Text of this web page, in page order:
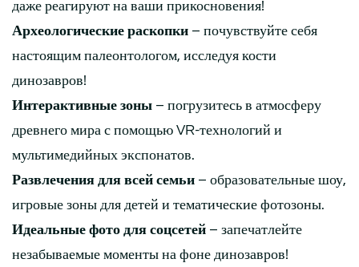
даже реагируют на ваши прикосновения!
Археологические раскопки – почувствуйте себя
настоящим палеонтологом, исследуя кости
динозавров!
Интерактивные зоны – погрузитесь в атмосферу
древнего мира с помощью VR-технологий и
мультимедийных экспонатов.
Развлечения для всей семьи – образовательные шоу,
игровые зоны для детей и тематические фотозоны.
Идеальные фото для соцсетей – запечатлейте
незабываемые моменты на фоне динозавров!